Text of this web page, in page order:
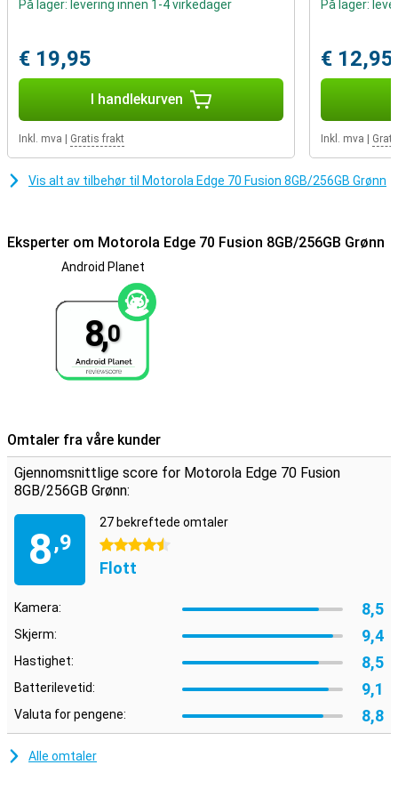
Alltid tilkoblet og sikker
sertifisert og oppfyller MIL-STD-810H-kravene. Det betyr at den
tåler vann, støv og støt. Du får raske tilkoblinger med 5G, Wi-Fi 6E og
Bluetooth 6.0. Med dual-SIM, inkludert eSIM, kan du enkelt
kombinere flere numre. Du låser opp telefonen via
fingeravtrykkskanneren under skjermen eller med
På lager: levering innen 1-4 virkedager
€ 19,95
I handlekurven
Inkl. mva Gratis frakt
På lager:
€ 12,95
Inkl. mva
Vis alt av tilbehør til Motorola Edge 70 Fusion 8GB/256GB Grønn
Eksperter om Motorola Edge 70 Fusion 8GB/256GB Grønn
Android Planet
8,0
Omtaler fra våre kunder
Gjennomsnittlige score for Motorola Edge 70 Fusion
8GB/256GB Grønn:
8,9
27 bekreftede omtaler
4.5 stjerner
Flott
Kamera: 8,5
Skjerm: 9,4
Hastighet: 8,5
Batterilevetid: 9,1
Valuta for pengene: 8,8
Alle omtaler